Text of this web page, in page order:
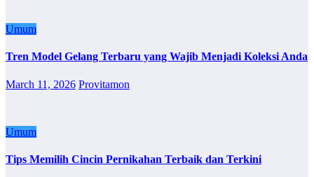
Umum
Tren Model Gelang Terbaru yang Wajib Menjadi Koleksi Anda
March 11, 2026 Provitamon
Umum
Tips Memilih Cincin Pernikahan Terbaik dan Terkini